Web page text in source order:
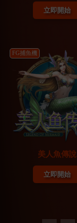
立即開始
FG捕魚機
美人魚傳說
立即開始